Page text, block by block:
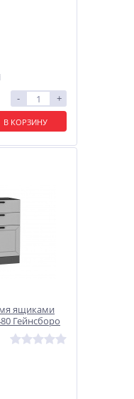
- +
В КОРЗИНУ
ящиками
Гейнсборо